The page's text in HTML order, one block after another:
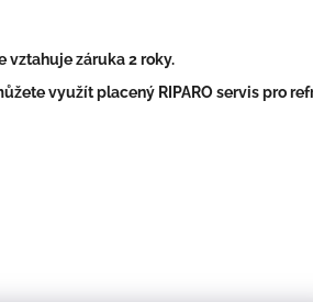
vztahuje záruka 2 roky.
využít placený RIPARO servis pro